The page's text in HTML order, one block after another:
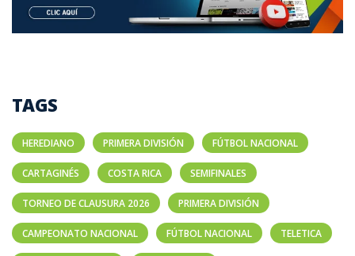
TAGS
HEREDIANO PRIMERA DIVISIÓN FÚTBOL NACIONAL
CARTAGINÉS COSTA RICA SEMIFINALES
TORNEO DE CLAUSURA 2026 PRIMERA DIVISIÓN
CAMPEONATO NACIONAL FÚTBOL NACIONAL TELETICA